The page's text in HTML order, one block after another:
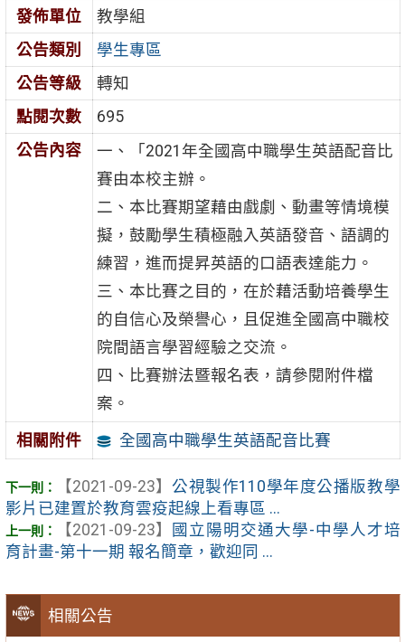
相關公告
發佈單位
教學組
公告類別
學生專區
公告等級
轉知
點閱次數
695
公告內容
一、「2021年全國高中職學生英語配音比
賽由本校主辦。
二、本比賽期望藉由戲劇、動畫等情境模
擬，鼓勵學生積極融入英語發音、語調的
練習，進而提昇英語的口語表達能力。
三、本比賽之目的，在於藉活動培養學生
的自信心及榮譽心，且促進全國高中職校
院間語言學習經驗之交流。
四、比賽辦法暨報名表，請參閱附件檔
案。
相關附件 全國高中職學生英語配音比賽
【2021-09-23】 公視製作110學年度公播版教學
影片已建置於教育雲疫起線上看專區 ...
【2021-09-23】
國立陽明交通大學-中學人才培
育計畫-第十一期 報名簡章，歡迎同 ...